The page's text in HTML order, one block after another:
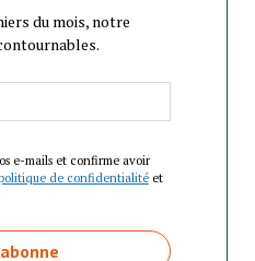
du mois, notre
e-mails et confirme avoir
de confidentialitéet